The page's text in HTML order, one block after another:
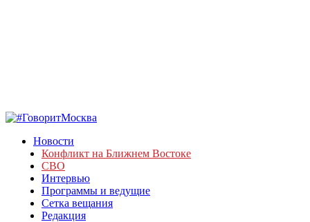
Новости
Конфликт на Ближнем Востоке
СВО
Интервью
Программы и ведущие
Сетка вещания
Редакция